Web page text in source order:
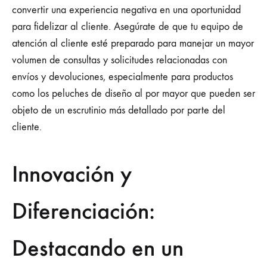
convertir una experiencia negativa en una oportunidad
para fidelizar al cliente. Asegúrate de que tu equipo de
atención al cliente esté preparado para manejar un mayor
volumen de consultas y solicitudes relacionadas con
envíos y devoluciones, especialmente para productos
como los peluches de diseño al por mayor que pueden ser
objeto de un escrutinio más detallado por parte del
cliente.
Innovación y
Diferenciación:
Destacando en un